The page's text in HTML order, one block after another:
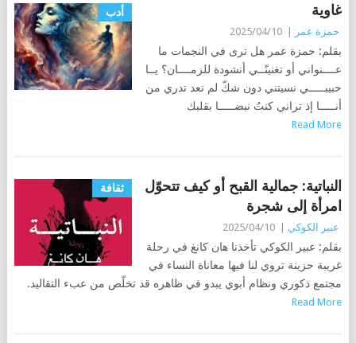
أدب غاوية
حمزة عمر 2025/04/10
بقلم: حمزة عمر هل ترى في النجمات ما
عــــنواني أو تغنينّــي أنشودة للزمــــان؟ يــا
حبيبـــــي نسيتني دون شكّ لم تعد تدري من
أنـــــا إذ تراني كنتُ نبضـــــا بقلبك
Read More
ثقافة
النباتية: جمالية القبح أو كيف تتحوّل
امرأة إلى شجرة
عبير الكوكي 2025/04/10
بقلم: عبير الكوكي تأخذنا هان كانغ في رحلة
غريبة حزينة تروي لنا فيها معاناة النساء في
مجتمع ذكوري ونظام أبوي يبدو في ظاهره قد تخلّص من عبء التقاليد.
Read More